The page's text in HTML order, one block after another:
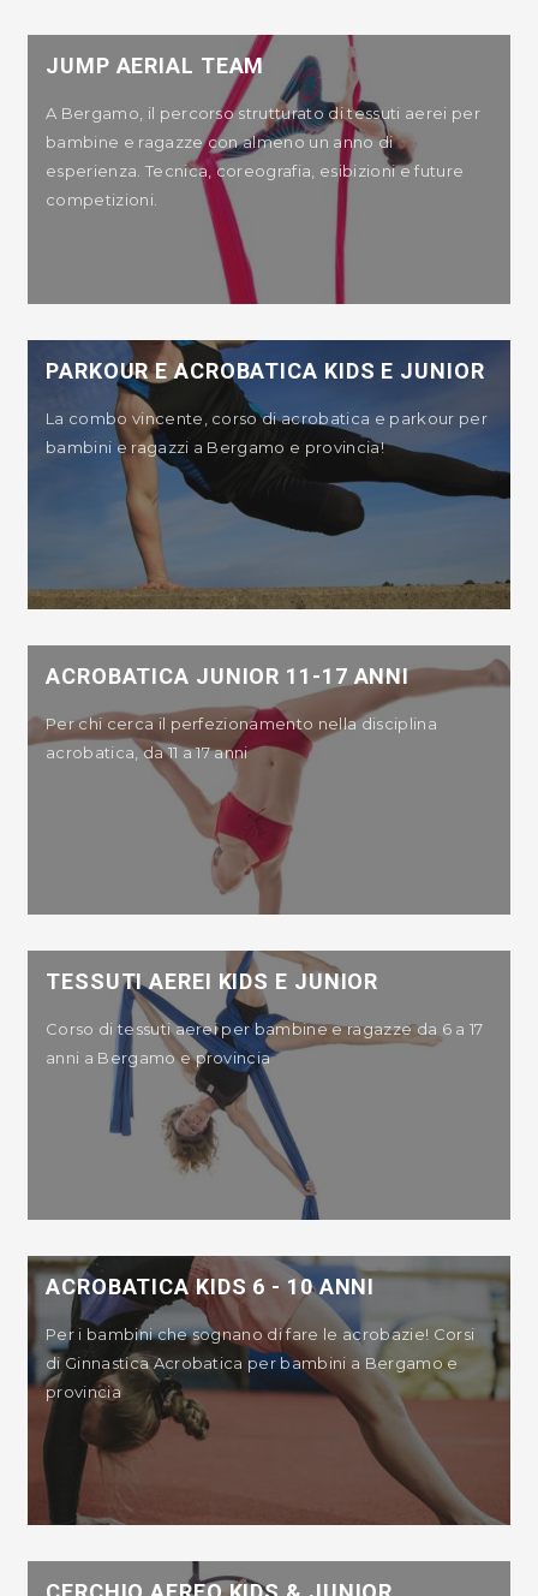
JUMP AERIAL TEAM
A Bergamo, il percorso strutturato di tessuti aerei per
bambine e ragazze con almeno un anno di
esperienza. Tecnica, coreografia, esibizioni e future
competizioni.
PARKOUR E ACROBATICA KIDS E JUNIOR
La combo vincente, corso di acrobatica e parkour per
bambini e ragazzi a Bergamo e provincia!
ACROBATICA JUNIOR 11-17 ANNI
Per chi cerca il perfezionamento nella disciplina
acrobatica, da 11 a 17 anni
TESSUTI AEREI KIDS E JUNIOR
Corso di tessuti aerei per bambine e ragazze da 6 a 17
anni a Bergamo e provincia
ACROBATICA KIDS 6 - 10 ANNI
Per i bambini che sognano di fare le acrobazie! Corsi
di Ginnastica Acrobatica per bambini a Bergamo e
provincia